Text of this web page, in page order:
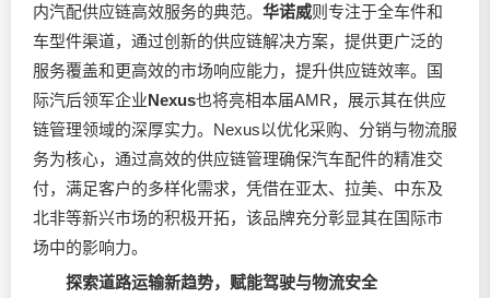
内汽配供应链高效服务的典范。 华诺威则专注于全车件和
车型件渠道，通过创新的供应链解决方案，提供更广泛的
服务覆盖和更高效的市场响应能力，提升供应链效率。国
际汽后领军企业Nexus也将亮相本届AMR，展示其在供应
链管理领域的深厚实力。Nexus以优化采购、分销与物流服
务为核心，通过高效的供应链管理确保汽车配件的精准交
付，满足客户的多样化需求，凭借在亚太、拉美、中东及
北非等新兴市场的积极开拓，该品牌充分彰显其在国际市
场中的影响力。
探索道路运输新趋势，赋能驾驶与物流安全